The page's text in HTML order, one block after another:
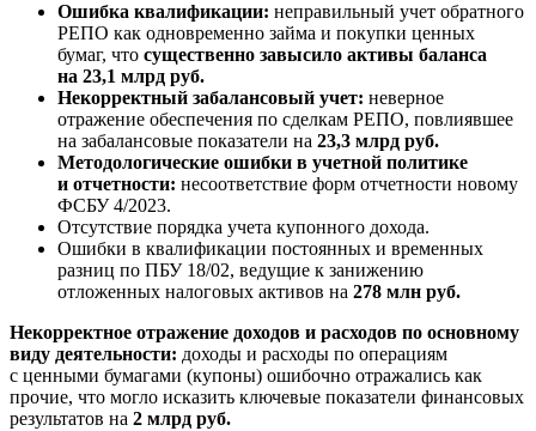
Ошибка квалификации: неправильный учет обратного
РЕПО как одновременно займа и покупки ценных
бумаг, что существенно завысило активы баланса
на 23,1 млрд руб.
Некорректный забалансовый учет: неверное
отражение обеспечения по сделкам РЕПО, повлиявшее
на забалансовые показатели на 23,3 млрд руб.
Методологические ошибки в учетной политике
и отчетности: несоответствие форм отчетности новому
ФСБУ 4/2023.
Отсутствие порядка учета купонного дохода.
Ошибки в квалификации постоянных и временных
разниц по ПБУ 18/02, ведущие к занижению
отложенных налоговых активов на 278 млн руб.
Некорректное отражение доходов и расходов по основному
виду деятельности: доходы и расходы по операциям
с ценными бумагами (купоны) ошибочно отражались как
прочие, что могло исказить ключевые показатели финансовых
результатов на 2 млрд руб.